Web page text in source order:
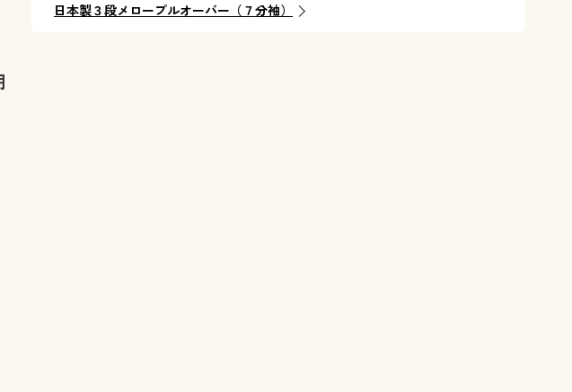
日本製３段メロープルオーバー（７分袖）